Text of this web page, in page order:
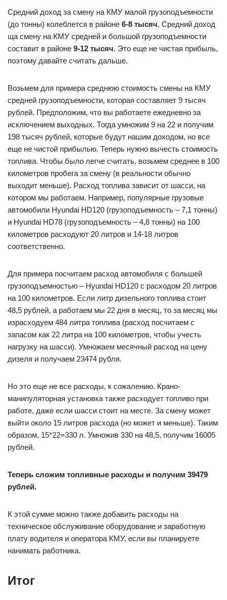
Средний доход за смену на КМУ малой грузоподъемности
(до тонны) колеблется в районе 6-8 тысяч. Средний доход
ща смену на КМУ средней и большой грузоподъемности
составит в районе 9-12 тысяч. Это еще не чистая прибыль,
поэтому давайте считать дальше.
Возьмем для примера среднюю стоимость смены на КМУ
средней грузоподъемности, которая составляет 9 тысяч
рублей. Предположим, что вы работаете ежедневно за
исключением выходных. Тогда умножим 9 на 22 и получим
198 тысяч рублей, которые будут нашим доходом, но все
еще не чистой прибылью. Теперь нужно вычесть стоимость
топлива. Чтобы было легче считать, возьмем среднее в 100
километров пробега за смену (в реальности обычно
выходит меньше). Расход топлива зависит от шасси, на
котором мы работаем. Например, популярные грузовые
автомобили Hyundai HD120 (грузоподъемность – 7,1 тонны)
и Hyundai HD78 (грузоподъемность – 4,8 тонны) на 100
километров расходуют 20 литров и 14-18 литров
соответственно.
Для примера посчитаем расход автомобиля с большей
грузоподъемностью – Hyundai HD120 с расходом 20 литров
на 100 километров. Если литр дизельного топлива стоит
48,5 рублей, а работаем мы 22 дня в месяц, то за месяц мы
израсходуем 484 литра топлива (расход посчитаем с
запасом как 22 литра на 100 километров, чтобы учесть
нагрузку на шасси). Умножаем месячный расход на цену
дизеля и получаем 23474 рубля.
Но это еще не все расходы, к сожалению. Крано-
манипуляторная установка также расходует топливо при
работе, даже если шасси стоит на месте. За смену может
выйти около 15 литров расхода (но может и меньше). Таким
образом, 15*22=330 л. Умножив 330 на 48,5, получим 16005
рублей.
Теперь сложим топливные расходы и получим 39479
рублей.
К этой сумме можно также добавить расходы на
техническое обслуживание оборудование и заработную
плату водителя и оператора КМУ, если вы планируете
нанимать работника.
Итог